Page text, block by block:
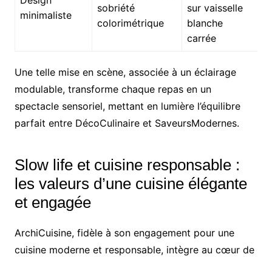
minimaliste
sobriété
colorimétrique
sur vaisselle
blanche
carrée
Une telle mise en scène, associée à un éclairage
modulable, transforme chaque repas en un
spectacle sensoriel, mettant en lumière l’équilibre
parfait entre DécoCulinaire et SaveursModernes.
Slow life et cuisine responsable :
les valeurs d’une cuisine élégante
et engagée
ArchiCuisine, fidèle à son engagement pour une
cuisine moderne et responsable, intègre au cœur de